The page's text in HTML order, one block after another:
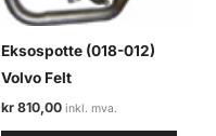
Eksospotte (018-012)
Volvo Felt
kr 810,00